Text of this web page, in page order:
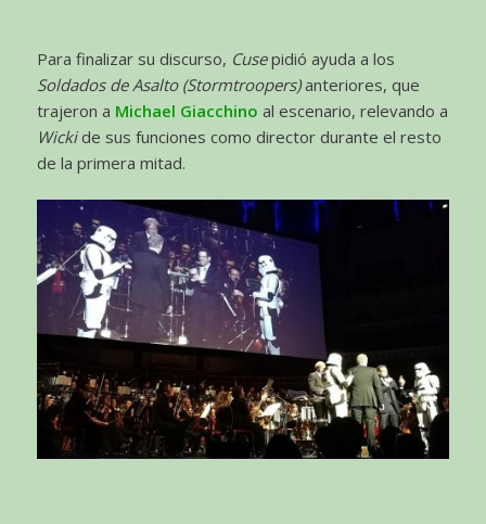
Para finalizar su discurso, Cusepidió ayuda a los
Soldados de Asalto (Stormtroopers)anteriores, que
trajeron a Michael Giacchino al escenario, relevando a
Wickide sus funciones como director durante el resto
de la primera mitad.